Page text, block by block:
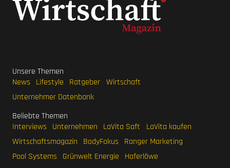
Unsere Themen
News
Lifestyle Ratgeber Wirtschaft
Unternehmer Datenbank
Beliebte Themen
Interviews
Unternehmen LaVita Saft
LaVita kaufen
Wirtschaftsmagazin
BodyFokus
Ranger Marketing
Pool Systems
Grünwelt Energie
Haferlöwe